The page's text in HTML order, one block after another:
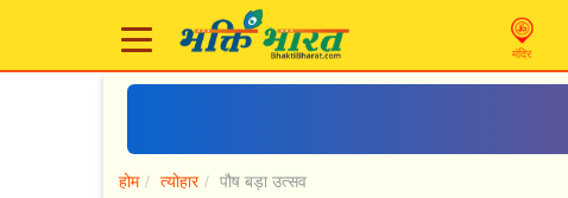
मंदिर
होम त्योहार पौष बड़ा उत्सव